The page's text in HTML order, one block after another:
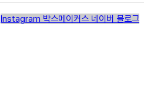
Instagram 박스메이커스 네이버 블로그